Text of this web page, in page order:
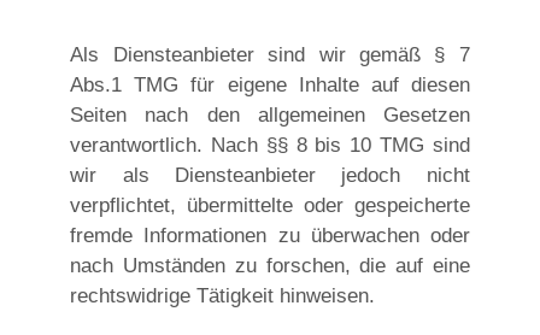
Als Diensteanbieter sind wir gemäß § 7
Abs.1 TMG für eigene Inhalte auf diesen
Seiten nach den allgemeinen Gesetzen
verantwortlich. Nach §§ 8 bis 10 TMG sind
wir als Diensteanbieter jedoch nicht
verpflichtet, übermittelte oder gespeicherte
fremde Informationen zu überwachen oder
nach Umständen zu forschen, die auf eine
rechtswidrige Tätigkeit hinweisen.